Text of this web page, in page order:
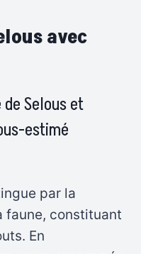
avec
Selous et
estimé
par la
faune, constituant
En